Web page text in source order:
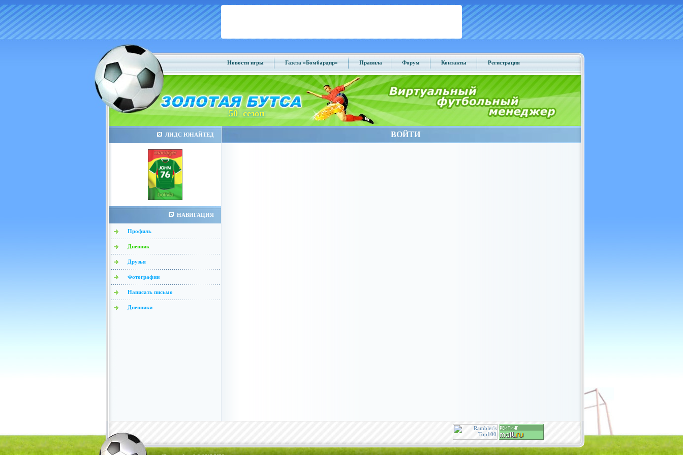
Новости игры Газета «Бомбардир» Правила Форум Контакты Регистрация
50 сезон
ЛИДС ЮНАЙТЕД
НАВИГАЦИЯ
Профиль
Дневник
Друзья
Фотографии
Написать письмо
Дневники
ВОЙТИ